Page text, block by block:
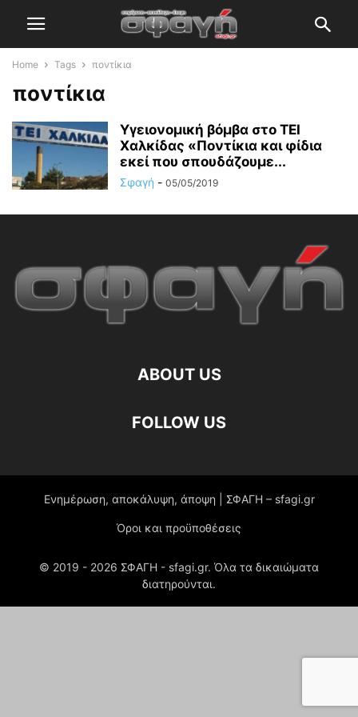
Home Tags ποντίκια
ποντίκια
Υγειονομική βόμβα στο ΤΕΙ
Χαλκίδας «Ποντίκια και φίδια
εκεί που σπουδάζουμε...
Σφαγή - 05/05/2019
ABOUT US
FOLLOW US
Ενημέρωση, αποκάλυψη, άποψη | ΣΦΑΓΗ – sfagi.gr
Όροι και προϋποθέσεις
© 2019 - 2026 ΣΦΑΓΗ - sfagi.gr. Όλα τα δικαιώματα
διατηρούνται.